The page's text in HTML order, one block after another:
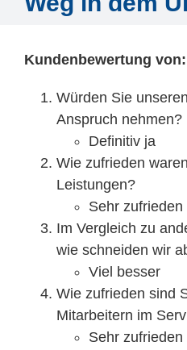
Kundenstimmen
Mitarbeiter
Kontakt & Anfahrt
Kundenbewertung von:
Würden Sie
Anspruch nehmen?
Definitiv ja
Wie zufrieden
Leistungen?
Sehr zufrieden
Im Vergleich zu
wie schneiden wir
Viel besser
Wie zufrieden sind
Mitarbeitern im
Sehr zufrieden